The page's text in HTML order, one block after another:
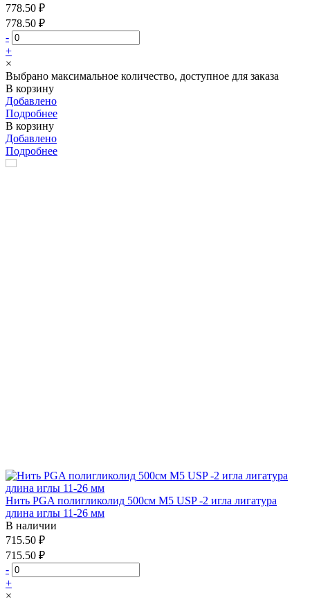
778.50 ₽
778.50 ₽
-
+
×
Выбрано максимальное количество, доступное для заказа
В корзину
Добавлено
Подробнее
В корзину
Добавлено
Подробнее
Нить PGA полигликолид 500см М5 USP -2 игла лигатура
длина иглы 11-26 мм
В наличии
715.50 ₽
715.50 ₽
-
+
×